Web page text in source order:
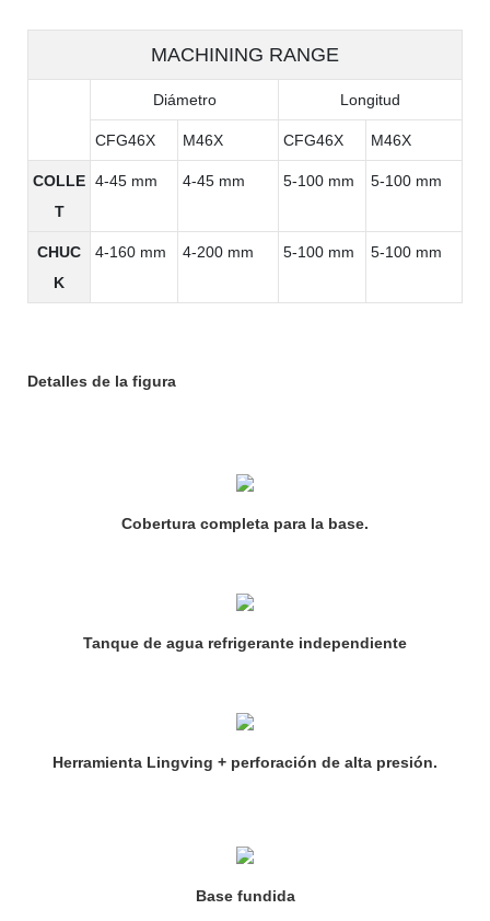
MACHINING RANGE
Diámetro Longitud
CFG46X M46X CFG46X M46X
COLLE
T
4-45 mm 4-45 mm 5-100 mm 5-100 mm
CHUC
K
4-160 mm 4-200 mm 5-100 mm 5-100 mm
Detalles de la figura
Cobertura completa para la base.
Tanque de agua refrigerante independiente
Herramienta Lingving + perforación de alta presión.
Base fundida